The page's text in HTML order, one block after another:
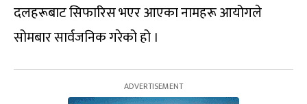
दलहरूबाट सिफारिस भएर आएका नामहरू आयोगले
सोमबार सार्वजनिक गरेको हो ।